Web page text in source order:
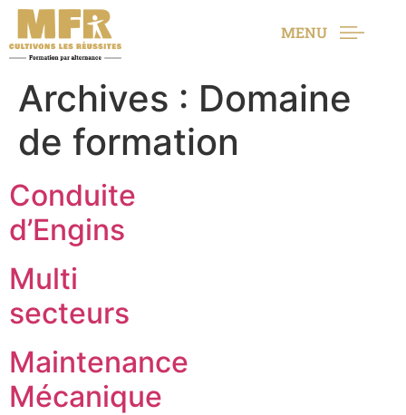
MENU
Archives : Domaine
de formation
Conduite
d’Engins
Multi
secteurs
Maintenance
Mécanique